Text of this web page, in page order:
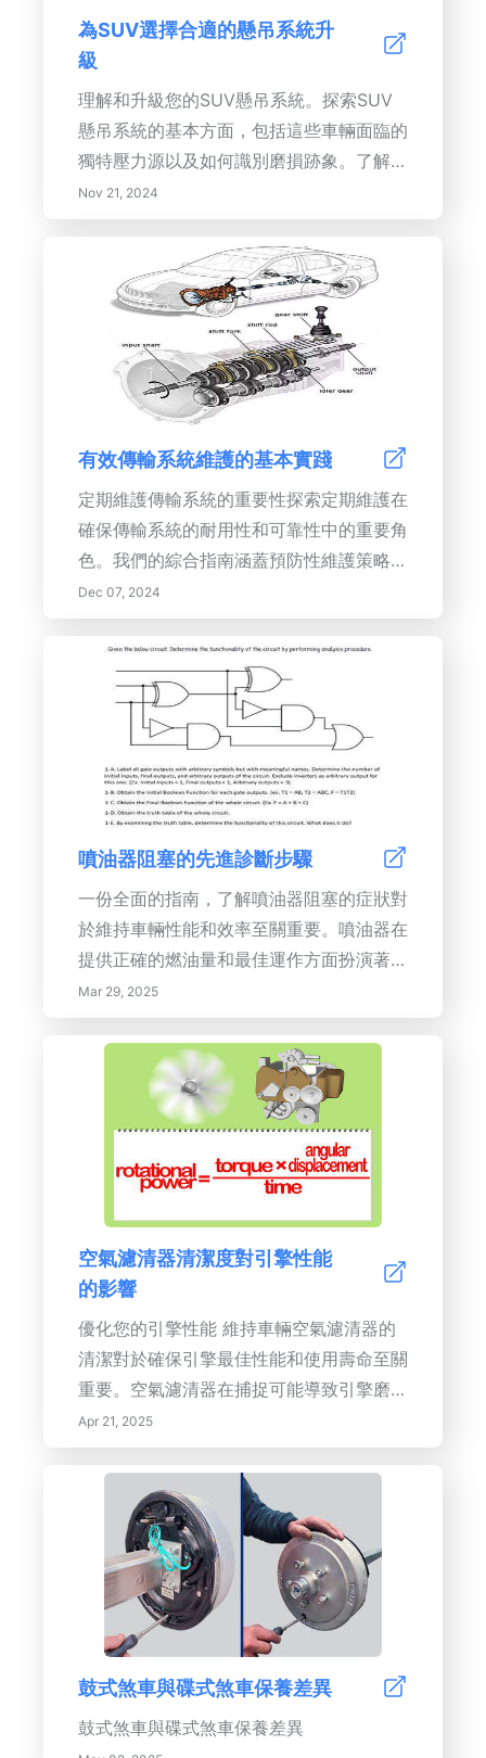
為SUV選擇合適的懸吊系統升
級
理解和升級您的SUV懸吊系統。探索SUV
懸吊系統的基本方面，包括這些車輛面臨的
獨特壓力源以及如何識別磨損跡象。了解不
同的懸吊類型，如彈簧、葉片彈簧和氣懸
吊，並發現升級系統以提高性能、舒適度和
越野能力的好處。本綜合指南涵蓋了懸吊壓
力的症狀、根據駕駛習慣識別合適的升級方
案以及專業安裝的重要性。通過對懸吊系統
的明智選擇提升您的駕駛體驗並延長SUV
的使用壽命。非常適合希望優化車輛性能的
SUV車主。
Nov 21, 2024
有效傳輸系統維護的基本實踐
定期維護傳輸系統的重要性探索定期維護在
確保傳輸系統的耐用性和可靠性中的重要角
色。我們的綜合指南涵蓋預防性維護策略、
創新監測技術的整合以及員工培訓的重要
性。探索設備護理的最佳實踐，包括例行檢
查和適當的文檔，以提高運營效率和安全
性。我們深入研究了預測性維護和物聯網等
現代解決方案，展示這些方法如何優化資源
配置並降低成本。通過採用系統的維護計劃
並通過反饋建立持續改進，組織可以保護其
傳輸系統免受意外故障的影響，並提升整體
性能。保持對行業趨勢和合規標準的關注，
以維持競爭優勢。
Dec 07, 2024
噴油器阻塞的先進診斷步驟
一份全面的指南，了解噴油器阻塞的症狀對
於維持車輛性能和效率至關重要。噴油器在
提供正確的燃油量和最佳運作方面扮演著至
關重要的角色。
Mar 29, 2025
空氣濾清器清潔度對引擎性能
的影響
優化您的引擎性能 維持車輛空氣濾清器的
清潔對於確保引擎最佳性能和使用壽命至關
重要。空氣濾清器在捕捉可能導致引擎磨損
的灰塵、碎屑和污染物方面發揮著至關重要
的作用。
Apr 21, 2025
鼓式煞車與碟式煞車保養差異
鼓式煞車與碟式煞車保養差異